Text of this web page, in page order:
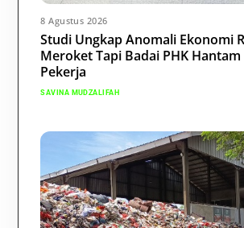
8 Agustus 2026
Studi Ungkap Anomali Ekonomi
Meroket Tapi Badai PHK Hantam
Pekerja
SAVINA MUDZALIFAH